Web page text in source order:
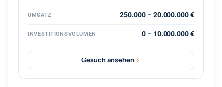
UMSATZ 250.000 – 20.000.000 €
INVESTITIONSVOLUMEN 0 – 10.000.000 €
Gesuch ansehen